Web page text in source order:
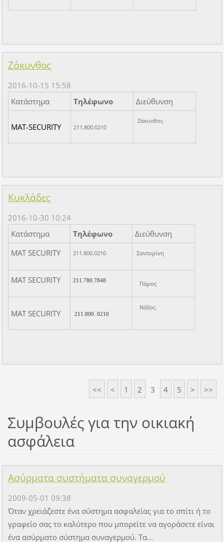
Ζάκυνθος
2016-10-15 15:58
Κατάστημα
Τηλέφωνο Διεύθυνση
MAT-SECURITY 211.800.0210
Ζάκυνθος
Κυκλάδες
2016-10-30 10:24
Κατάστημα
Τηλέφωνο
Διεύθυνση
MAT SECURITY
211.800.0210 Σαντορίνη
MAT SECURITY 211.780.7848 Πάρος
MAT SECURITY 211.800. 0210
Νάξος
<< < 1 2 3 4 5 > >>
Συμβουλές για την οικιακή
ασφάλεια
Ασύρματα συστήματα συναγερμού
2009-05-01 09:38
Όταν χρειάζεστε ένα σύστημα ασφαλείας για το σπίτι ή το
γραφείο σας το καλύτερο που μπορείτε να αγοράσετε είναι
ένα ασύρματο σύστημα συναγερμού. Τα...